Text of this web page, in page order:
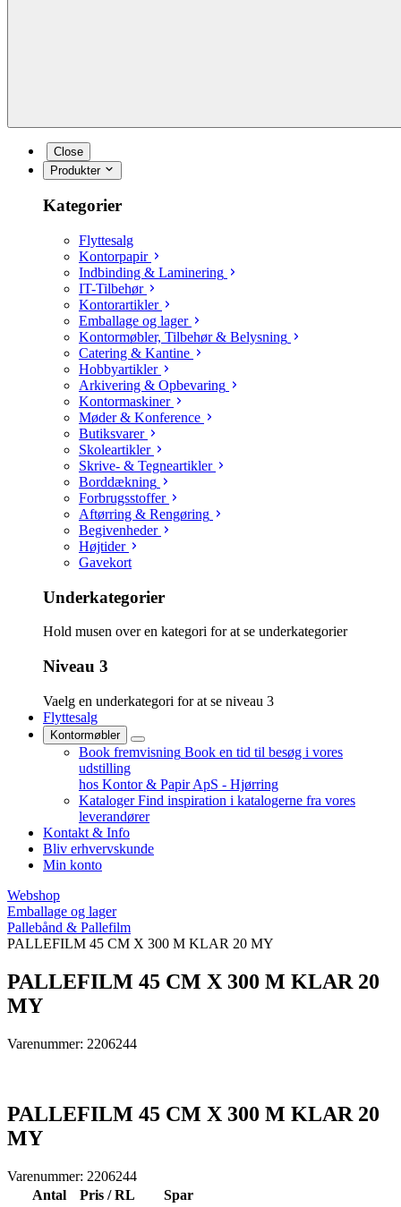
Close
Produkter
Kategorier
Flyttesalg
Kontorpapir
Indbinding & Laminering
IT-Tilbehør
Kontorartikler
Emballage og lager
Kontormøbler, Tilbehør & Belysning
Catering & Kantine
Hobbyartikler
Arkivering & Opbevaring
Kontormaskiner
Møder & Konference
Butiksvarer
Skoleartikler
Skrive- & Tegneartikler
Borddækning
Forbrugsstoffer
Aftørring & Rengøring
Begivenheder
Højtider
Gavekort
Underkategorier
Hold musen over en kategori for at se underkategorier
Niveau 3
Vaelg en underkategori for at se niveau 3
Flyttesalg
Kontormøbler
Book fremvisning Book en tid til besøg i vores
udstilling
hos Kontor & Papir ApS - Hjørring
Kataloger Find inspiration i katalogerne fra vores
leverandører
Kontakt & Info
Bliv erhvervskunde
Min konto
Webshop
Emballage og lager
Pallebånd & Pallefilm
PALLEFILM 45 CM X 300 M KLAR 20 MY
PALLEFILM 45 CM X 300 M KLAR 20
MY
Varenummer: 2206244
PALLEFILM 45 CM X 300 M KLAR 20
MY
Varenummer: 2206244
Antal
Pris / RL
Spar